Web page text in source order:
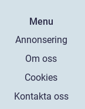
Menu
Annonsering
Om oss
Cookies
Kontakta oss